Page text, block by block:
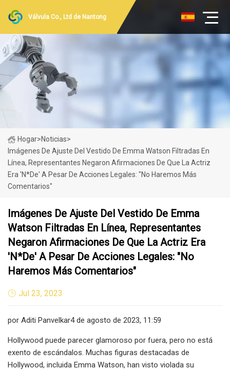
Válvula Co., Ltd de Nantong
Hogar>Noticias>
Imágenes De Ajuste Del Vestido De Emma Watson Filtradas En
Línea, Representantes Negaron Afirmaciones De Que La Actriz
Era 'N*de' A Pesar De Acciones Legales: "No Haremos Más
Comentarios"
Imágenes De Ajuste Del Vestido De Emma
Watson Filtradas En Línea, Representantes
Negaron Afirmaciones De Que La Actriz Era
'N*de' A Pesar De Acciones Legales: "No
Haremos Más Comentarios"
Jul 23, 2023
por Aditi Panvelkar4 de agosto de 2023, 11:59
Hollywood puede parecer glamoroso por fuera, pero no está
exento de escándalos. Muchas figuras destacadas de
Hollywood, incluida Emma Watson, han visto violada su